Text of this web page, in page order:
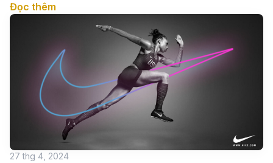
Đọc thêm
27 thg 4, 2024